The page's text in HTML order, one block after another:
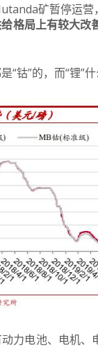
矿暂停运营
格局上有较大改
钴”的，而“锂”什
力电池、电机、